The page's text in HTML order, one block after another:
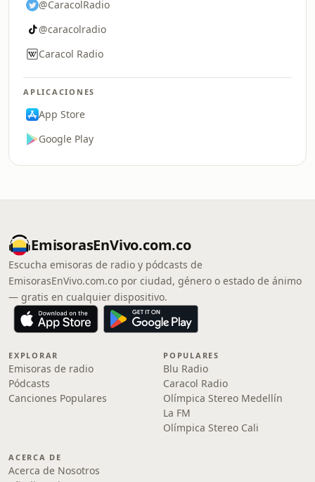
@CaracolRadio
@caracolradio
Caracol Radio
APLICACIONES
App Store
Google Play
EmisorasEnVivo.com.co
Escucha emisoras de radio y pódcasts de
EmisorasEnVivo.com.co por ciudad, género o estado de ánimo
— gratis en cualquier dispositivo.
EXPLORAR
Emisoras de radio
Pódcasts
Canciones Populares
POPULARES
Blu Radio
Caracol Radio
Olímpica Stereo Medellín
La FM
Olímpica Stereo Cali
ACERCA DE
Acerca de Nosotros